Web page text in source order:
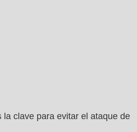
la clave para evitar el ataque de